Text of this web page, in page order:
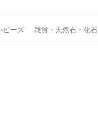
ビーズ 雑貨・天然石・化石